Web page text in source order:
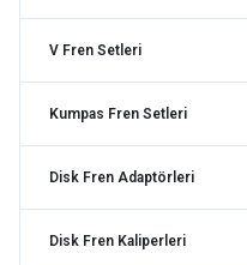
QRD
Rectus
V Fren Setleri
Kumpas Fren Setleri
Disk Fren Adaptörleri
Disk Fren Kaliperleri